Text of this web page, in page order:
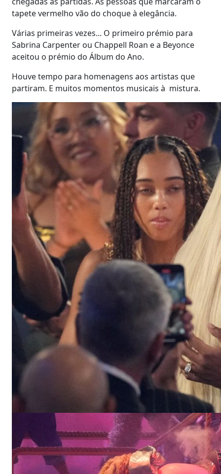
tapete vermelho vão do choque à elegância.
Várias primeiras vezes... O primeiro prémio para
Sabrina Carpenter ou Chappell Roan e a Beyonce
aceitou o prémio do Álbum do Ano.
Houve tempo para homenagens aos artistas que
partiram. E muitos momentos musicais à mistura.